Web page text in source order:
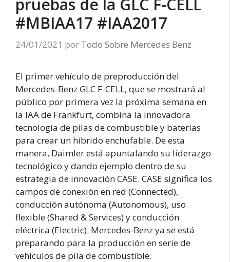
pruebas de la GLC F-CELL
#MBIAA17 #IAA2017
24/01/2021 por Todo Sobre Mercedes Benz
El primer vehículo de preproducción del
Mercedes-Benz GLC F-CELL, que se mostrará al
público por primera vez la próxima semana en
la IAA de Frankfurt, combina la innovadora
tecnología de pilas de combustible y baterías
para crear un híbrido enchufable. De esta
manera, Daimler está apuntalando su liderazgo
tecnológico y dando ejemplo dentro de su
estrategia de innovación CASE. CASE significa los
campos de conexión en red (Connected),
conducción autónoma (Autonomous), uso
flexible (Shared & Services) y conducción
eléctrica (Electric). Mercedes-Benz ya se está
preparando para la producción en serie de
vehículos de pila de combustible.